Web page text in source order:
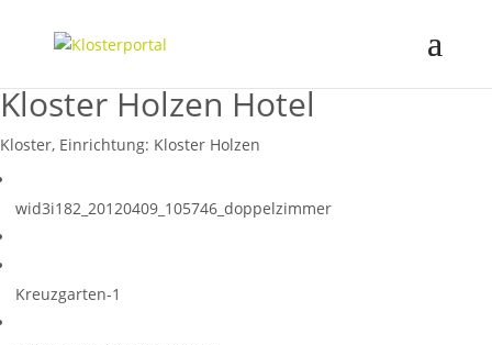
Kloster Holzen Hotel
Kloster, Einrichtung: Kloster Holzen
wid3i182_20120409_105746_doppelzimmer
Kreuzgarten-1